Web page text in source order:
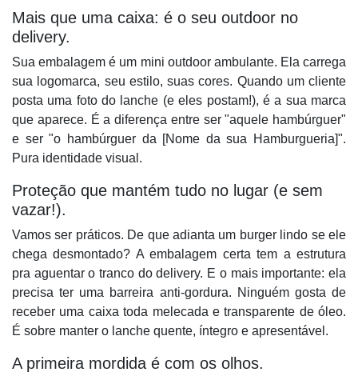
Mais que uma caixa: é o seu outdoor no
delivery.
Sua embalagem é um mini outdoor ambulante. Ela carrega
sua logomarca, seu estilo, suas cores. Quando um cliente
posta uma foto do lanche (e eles postam!), é a sua marca
que aparece. É a diferença entre ser "aquele hambúrguer"
e ser "o hambúrguer da [Nome da sua Hamburgueria]".
Pura identidade visual.
Proteção que mantém tudo no lugar (e sem
vazar!).
Vamos ser práticos. De que adianta um burger lindo se ele
chega desmontado? A embalagem certa tem a estrutura
pra aguentar o tranco do delivery. E o mais importante: ela
precisa ter uma barreira anti-gordura. Ninguém gosta de
receber uma caixa toda melecada e transparente de óleo.
É sobre manter o lanche quente, íntegro e apresentável.
A primeira mordida é com os olhos.